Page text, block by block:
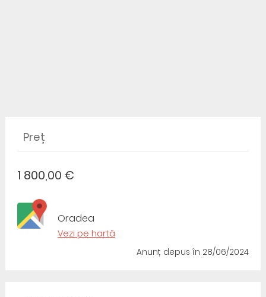
Preț
1 800,00 €
Oradea
Vezi pe hartă
Anunț depusîn 28/06/2024